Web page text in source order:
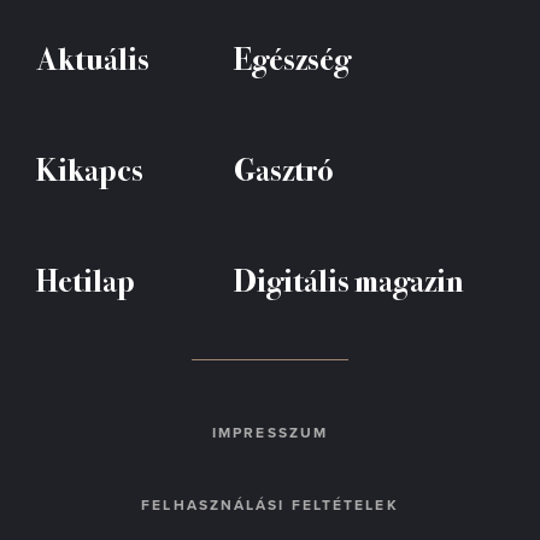
Aktuális Egészség
Kikapcs Gasztró
Hetilap Digitális magazin
IMPRESSZUM
FELHASZNÁLÁSI FELTÉTELEK